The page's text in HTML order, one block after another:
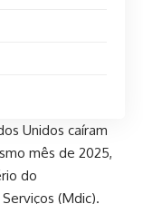
Unidos caíram
mês de 2025,
do
(Mdic).